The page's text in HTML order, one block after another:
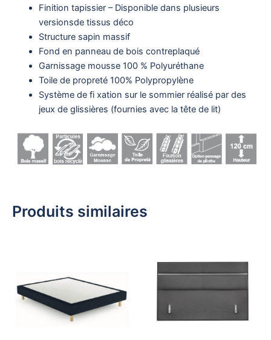
Finition tapissier – Disponible dans plusieurs
versionsde tissus déco
Structure sapin massif
Fond en panneau de bois contreplaqué
Garnissage mousse 100 % Polyuréthane
Toile de propreté 100% Polypropylène
Système de fi xation sur le sommier réalisé par des
jeux de glissières (fournies avec la tête de lit)
Produits similaires